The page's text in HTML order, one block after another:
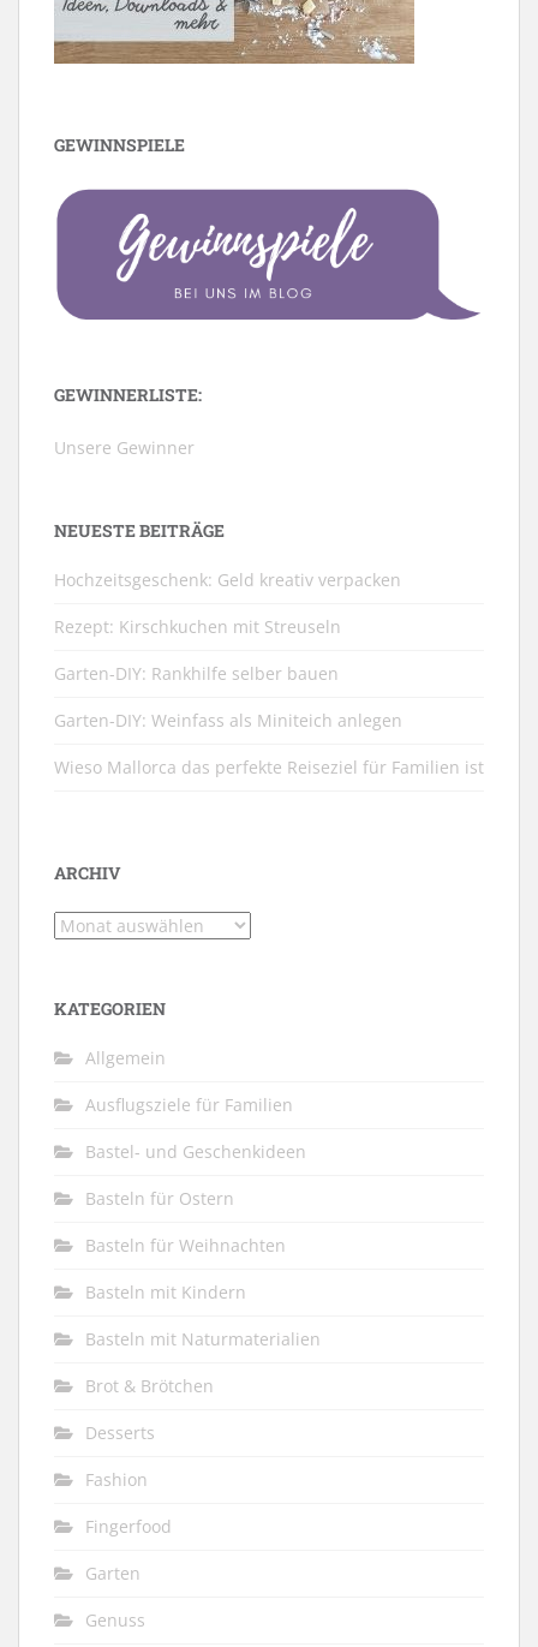
GEWINNSPIELE
GEWINNERLISTE:
Unsere Gewinner
NEUESTE BEITRÄGE
Hochzeitsgeschenk: Geld kreativ verpacken
Rezept: Kirschkuchen mit Streuseln
Garten-DIY: Rankhilfe selber bauen
Garten-DIY: Weinfass als Miniteich anlegen
Wieso Mallorca das perfekte Reiseziel für Familien ist
ARCHIV
Archiv
KATEGORIEN
Allgemein
Ausflugsziele für Familien
Bastel- und Geschenkideen
Basteln für Ostern
Basteln für Weihnachten
Basteln mit Kindern
Basteln mit Naturmaterialien
Brot & Brötchen
Desserts
Fashion
Fingerfood
Garten
Genuss